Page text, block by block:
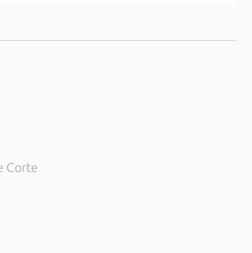
Corte